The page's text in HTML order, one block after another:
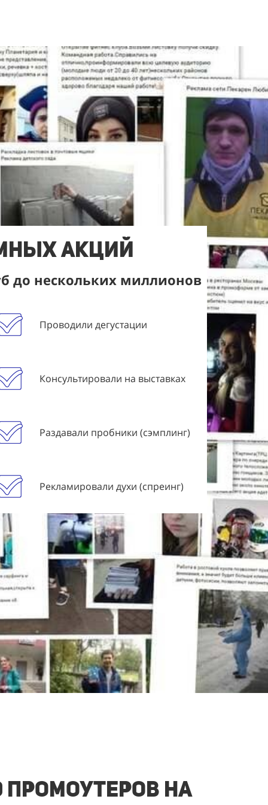
акций
до нескольких миллионов
Проводили дегустации
Консультировали на выставках
Раздавали пробники (сэмплинг)
Рекламировали духи (спреинг)
промоутеров на